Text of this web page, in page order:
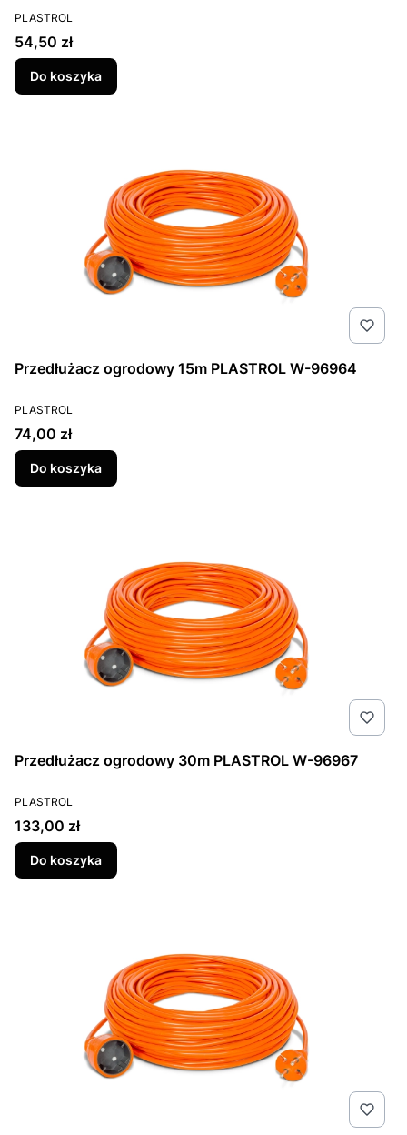
PRODUCENT
PLASTROL
Cena
54,50 zł
Do koszyka
Przedłużacz ogrodowy 15m PLASTROL W-96964
PRODUCENT
PLASTROL
Cena
74,00 zł
Do koszyka
Przedłużacz ogrodowy 30m PLASTROL W-96967
PRODUCENT
PLASTROL
Cena
133,00 zł
Do koszyka